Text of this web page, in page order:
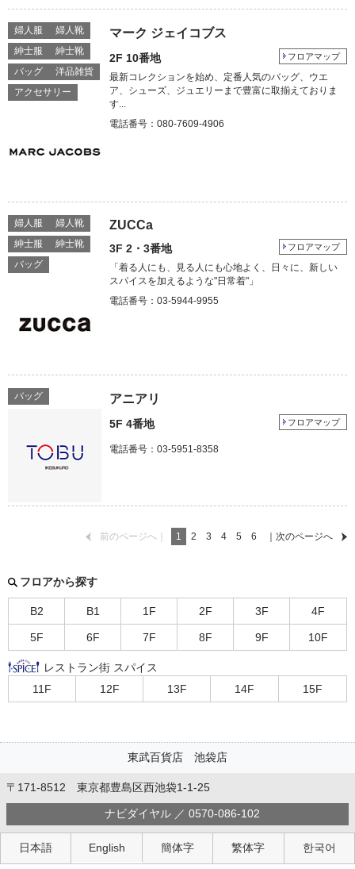
婦人服
婦人靴
紳士服
紳士靴
バッグ
洋品雑貨
アクセサリー
マーク ジェイコブス
2F 10番地 フロアマップ
最新コレクションを始め、定番人気のバッグ、ウエ
ア、シューズ、ジュエリーまで豊富に取揃えておりま
す...
電話番号：080-7609-4906
婦人服
婦人靴
紳士服
紳士靴
バッグ
ZUCCa
3F 2・3番地 フロアマップ
「着る人にも、見る人にも心地よく、日々に、新しい
スパイスを加えるような"日常着"」
電話番号：03-5944-9955
バッグ アニアリ
5F 4番地 フロアマップ
電話番号：03-5951-8358
前のページへ｜ 1 2 3 4 5 6 ｜次のページへ
フロアから探す
B2 B1 1F 2F 3F 4F
5F 6F 7F 8F 9F 10F
レストラン街 スパイス
11F
12F 13F 14F 15F
東武百貨店 池袋店
〒171-8512 東京都豊島区西池袋1-1-25
ナビダイヤル ／ 0570-086-102
日本語 English 簡体字 繁体字 한국어